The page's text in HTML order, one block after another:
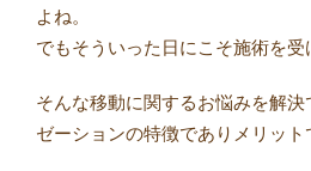
よね。
でもそういった日にこそ施術を受
そんな移動に関するお悩みを解
ゼーションの特徴でありメリット